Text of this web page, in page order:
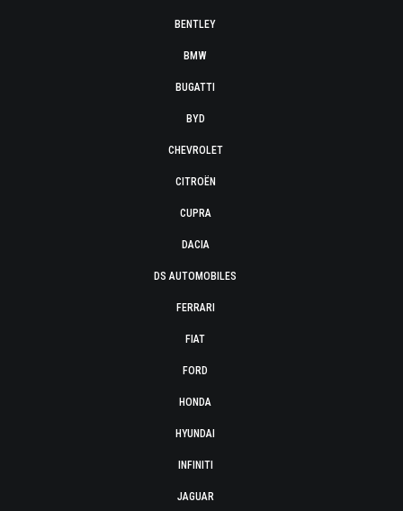
BENTLEY
BMW
BUGATTI
BYD
CHEVROLET
CITROËN
CUPRA
DACIA
DS AUTOMOBILES
FERRARI
FIAT
FORD
HONDA
HYUNDAI
INFINITI
JAGUAR